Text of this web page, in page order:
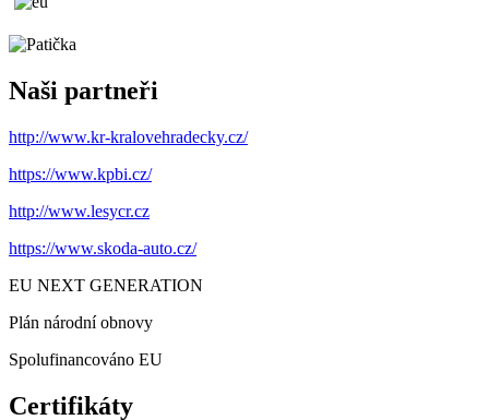
Naši partneři
http://www.kr-kralovehradecky.cz/
https://www.kpbi.cz/
http://www.lesycr.cz
https://www.skoda-auto.cz/
EU NEXT GENERATION
Plán národní obnovy
Spolufinancováno EU
Certifikáty